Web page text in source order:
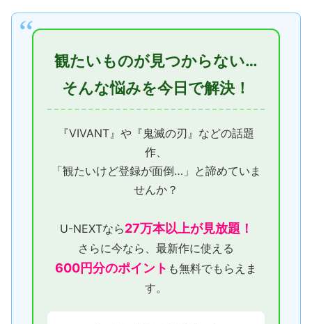
観たいものが見つからない…
そんな悩みを今日で解決！
『VIVANT』や『鬼滅の刃』などの話題
作、
「観たいけど登録が面倒…」と諦めていま
せんか？
U-NEXTなら27万本以上が見放題！
さらに今なら、最新作に使える
600円分のポイント も無料でもらえま
す。